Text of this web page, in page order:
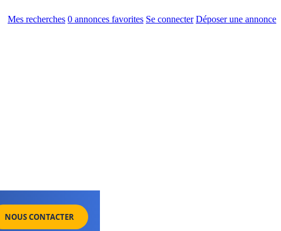
Mes recherches 0 annonces favorites Se connecter Déposer une annonce
NOUS CONTACTER